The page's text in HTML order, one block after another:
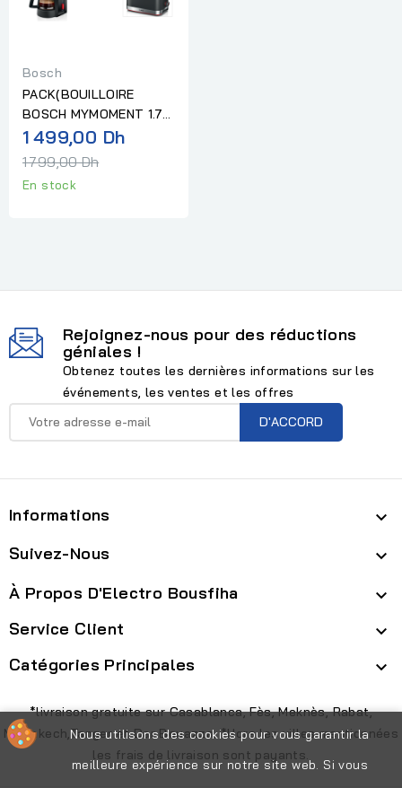
Bosch
PACK(BOUILLOIRE
BOSCH MYMOMENT 1.7L
NOIR+TOASTER BOSCH
COMPACT...
1 499,00 DhPrix
1 799,00 Dh
En stock
Rejoignez-nous pour des réductions
géniales !
Obtenez toutes les dernières informations sur les
événements, les ventes et les offres
Informations 
Suivez-Nous 
À Propos D'Electro Bousfiha 
Service Client 
Catégories Principales 
Nous utilisons des cookies pour vous garantir la
meilleure expérience sur notre site web. Si vous
*livraison gratuite sur Casablanca, Fès, Meknès, Rabat,
Marrakech,Tanger et Dar Bouazza. *Hors les villes mentionnées
les frais de livraison sont payants.